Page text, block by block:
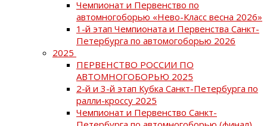
Чемпионат и Первенство по
автомногоборью «Нево-Класс весна 2026»
1-й этап Чемпионата и Первенства Санкт-
Петербурга по автомогоборью 2026
2025
ПЕРВЕНСТВО РОССИИ ПО
АВТОМНОГОБОРЬЮ 2025
2-й и 3-й этап Кубка Санкт-Петербурга по
ралли-кроссу 2025
Чемпионат и Первенство Санкт-